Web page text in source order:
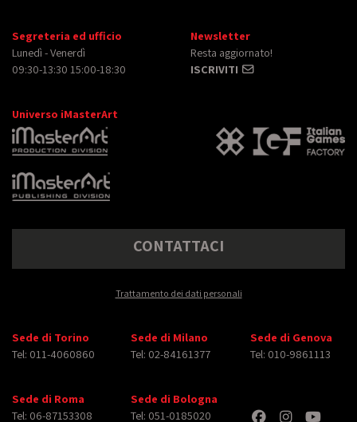
Segreteria ed ufficio
Lunedì - Venerdì
09:30-13:30 15:00-18:30
Newsletter
Resta aggiornato!
ISCRIVITI
Universo iMasterArt
CONTATTACI
Trattamento dei dati personali
Sede di Torino
Tel: 011-4060860
Sede di Milano
Tel: 02-84161377
Sede di Genova
Tel: 010-9861113
Sede di Roma
Tel: 06-87153308
Sede di Bologna
Tel: 051-0185020